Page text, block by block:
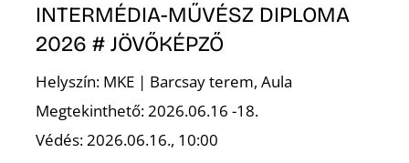
INTERMÉDIA-MŰVÉSZ DIPLOMA
2026 # JÖVŐKÉPZŐ
Helyszín: MKE | Barcsay terem, Aula
Megtekinthető: 2026.06.16 -18.
Védés: 2026.06.16., 10:00